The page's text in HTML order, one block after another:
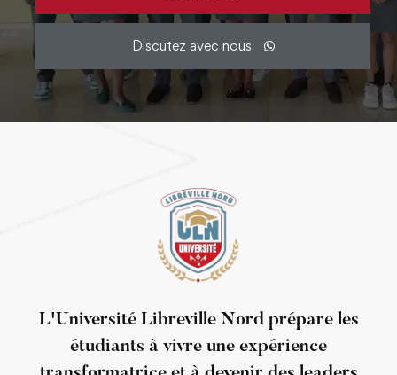
Discutez avec nous
L'Université Libreville Nord prépare les
étudiants à vivre une expérience